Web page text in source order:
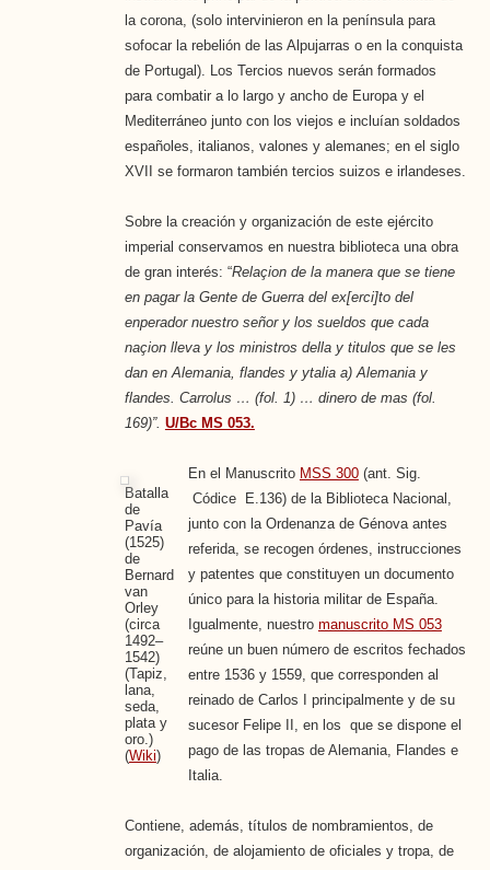
la corona, (solo intervinieron en la península para
sofocar la rebelión de las Alpujarras o en la conquista
de Portugal). Los Tercios nuevos serán formados
para combatir a lo largo y ancho de Europa y el
Mediterráneo junto con los viejos e incluían soldados
españoles, italianos, valones y alemanes; en el siglo
XVII se formaron también tercios suizos e irlandeses.
Sobre la creación y organización de este ejército
imperial conservamos en nuestra biblioteca una obra
de gran interés: “Relaçion de la manera que se tiene
en pagar la Gente de Guerra del ex[erci]to del
enperador nuestro señor y los sueldos que cada
naçion lleva y los ministros della y titulos que se les
dan en Alemania, flandes y ytalia a) Alemania y
flandes. Carrolus … (fol. 1) … dinero de mas (fol.
169)”. U/Bc MS 053.
Batalla
de
Pavía
(1525)
de
Bernard
van
Orley
(circa
1492–
1542)
(Tapiz,
lana,
seda,
plata y
oro.)
(Wiki)
En el Manuscrito MSS 300(ant. Sig.
Códice E.136) de la Biblioteca Nacional,
junto con la Ordenanza de Génova antes
referida, se recogen órdenes, instrucciones
y patentes que constituyen un documento
único para la historia militar de España.
Igualmente, nuestro manuscrito MS 053
reúne un buen número de escritos fechados
entre 1536 y 1559, que corresponden al
reinado de Carlos I principalmente y de su
sucesor Felipe II, en los que se dispone el
pago de las tropas de Alemania, Flandes e
Italia.
Contiene, además, títulos de nombramientos, de
organización, de alojamiento de oficiales y tropa, de